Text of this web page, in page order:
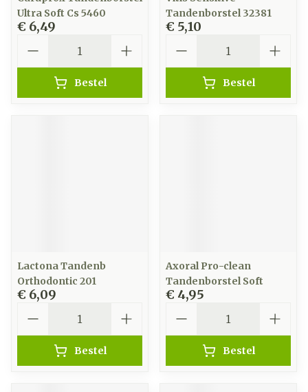
Ultra Soft Cs 5460
€ 6,49
Bestel
Tandenborstel 32381
€ 5,10
Bestel
Lactona Tandenb
Orthodontic 201
€ 6,09
Bestel
Axoral Pro-clean
Tandenborstel Soft
€ 4,95
Bestel